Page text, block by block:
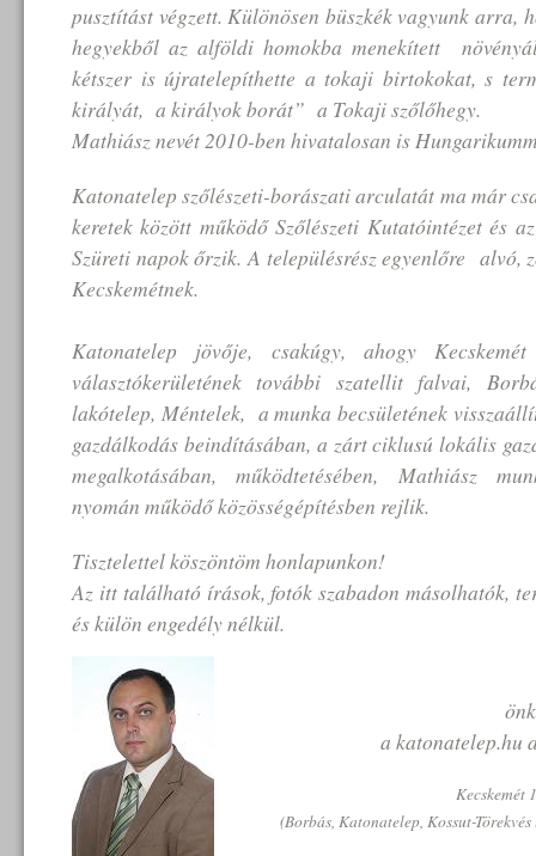
pusztítást végzett. Különösen büszkék vagyunk arra,
hegyekből az alföldi homokba menekített
kétszer is újratelepíthette a tokaji birtokokat, s
királyát, a királyok borát” a Tokaji szőlőhegy.
Mathiász nevét 2010-ben hivatalosan is
Katonatelep szőlészeti-borászati arculatát ma már
keretek között működő Szőlészeti Kutatóintézet és
Szüreti napok őrzik. A településrész egyenlőre alvó,
Kecskemétnek.
Katonatelep jövője, csakúgy, ahogy
választókerületének további szatellit falvai,
lakótelep, Méntelek, a munka becsületének
gazdálkodás beindításában, a zárt ciklusú lokális
megalkotásában, működtetésében, Mathiász
nyomán működő közösségépítésben rejlik.
Tisztelettel köszöntöm honlapunkon!
Az itt található írások, fotók szabadon másolhatók,
és külön engedély nélkül.
a katonatelep.hu
Kecskemét
(Borbás, Katonatelep, Kossut-